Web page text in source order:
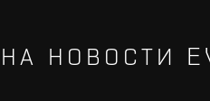
НОВОСТИ